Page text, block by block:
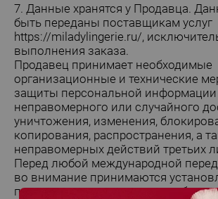
7. Данные хранятся у Продавца.
быть переданы поставщикам услуг
https://miladylingerie.ru/,
выполнения заказа.
Продавец принимает необходимые
организационные и технические
защиты персональной информации
неправомерного или случайного
уничтожения, изменения,
копирования, распространения, а
неправомерных действий третьих
Перед любой международной
во внимание принимаются
правовые и нормативные